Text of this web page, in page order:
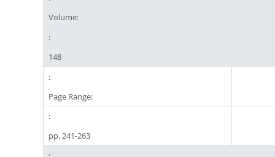
Volume:
148
Page Range:
pp. 241-263